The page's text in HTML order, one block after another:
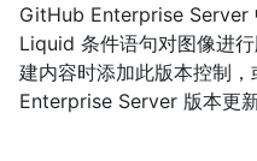
GitHub Enterprise Server
Liquid 条件语句对图像进
建内容时添加此版本控制
Enterprise Server 版本更